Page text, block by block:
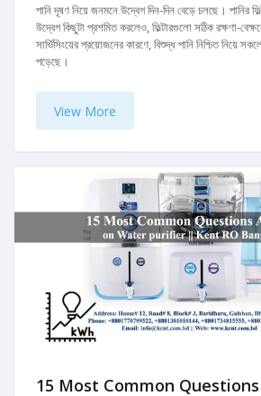
পানি দূষণ নিয়ে জনমনে উদ্বেগ দিন-দিন বেড়ে চলছে। পানির
উদ্বেগ কিছুটা প্রশমিত করলেও, ফিল্টারগুলো সঠিক রক্ষণা-
সার্ভিসিংয়ের প্রয়োজনের কারণে, বিশুদ্ধ পানি নিশ্চিত নিয়ে
পড়েছে।
View More
15 Most Common